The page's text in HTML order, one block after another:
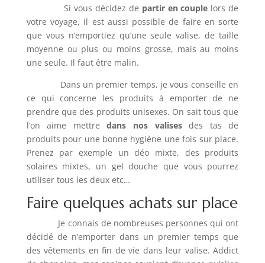
Si vous décidez de partir en couple lors de
votre voyage, il est aussi possible de faire en sorte
que vous n’emportiez qu’une seule valise, de taille
moyenne ou plus ou moins grosse, mais au moins
une seule. Il faut être malin.
Dans un premier temps, je vous conseille en
ce qui concerne les produits à emporter de ne
prendre que des produits unisexes. On sait tous que
l’on aime mettredans nos valisesdes tas de
produits pour une bonne hygiène une fois sur place.
Prenez par exemple un déo mixte, des produits
solaires mixtes, un gel douche que vous pourrez
utiliser tous les deux etc…
Faire quelques achats sur place
Je connais de nombreuses personnes qui ont
décidé de n’emporter dans un premier temps que
des vêtements en fin de vie dans leur valise. Addict